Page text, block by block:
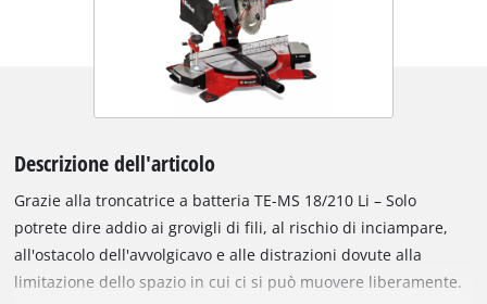
Descrizione dell'articolo
Grazie alla troncatrice a batteria TE-MS 18/210 Li – Solo
potrete dire addio ai grovigli di fili, al rischio di inciampare,
all'ostacolo dell'avvolgicavo e alle distrazioni dovute alla
limitazione dello spazio in cui ci si può muovere liberamente.